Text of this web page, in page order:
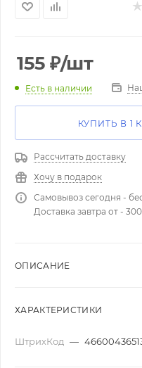
155 ₽/шт
Есть в наличии
КУПИТЬ В 1
Рассчитать доставку
Хочу в подарок
Самовывоз сегодня -
Доставка завтра от -
ОПИСАНИЕ
ХАРАКТЕРИСТИКИ
ШтрихКод —